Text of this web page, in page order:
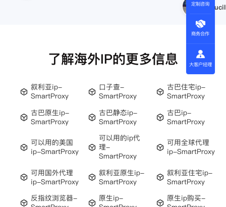
了解海外IP的更多信息
叙利亚ip-
SmartProxy
口子查-
SmartProxy
古巴住宅ip-
SmartProxy
古巴原生ip-
SmartProxy
古巴静态ip-
SmartProxy
古巴ip-
SmartProxy
可以用的美国
ip-SmartProxy
可以用的ip代
理-
SmartProxy
可用全球代理
ip-SmartProxy
可用国外代理
ip-SmartProxy
叙利亚原生ip-
SmartProxy
叙利亚住宅ip-
SmartProxy
反指纹浏览器-
原生ip-
原生ip购买-
定制咨询
商务合作
大客户经理